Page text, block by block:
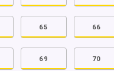
65 66
69 70